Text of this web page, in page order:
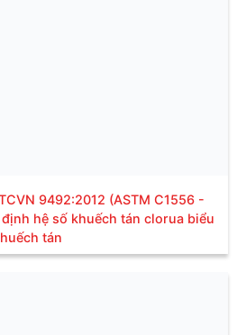
9492:2012 (ASTM C1556 -
định hệ số khuếch tán clorua biểu
tán